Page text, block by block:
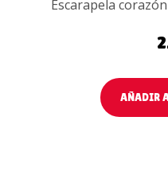
Escarapela
AÑADIR